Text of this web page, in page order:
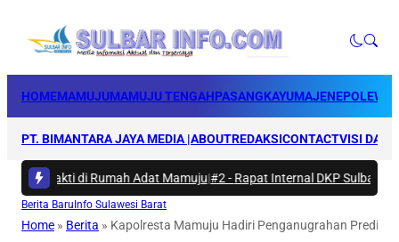
HOMEMAMUJUMAMUJU TENGAHPASANGKAYUMAJENE
PT. BIMANTARA JAYA MEDIA |ABOUTREDAKSICONTACTVISI DAN
Bakti di Rumah Adat Mamuju|#2 -Rapat Internal DKP Sulbar,
Berita Baru Info Sulawesi Barat
Home » Berita » Kapolresta Mamuju Hadiri Penganugrahan